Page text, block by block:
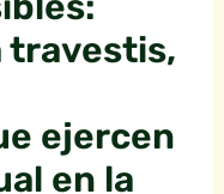
travestis,
ejercen
en la